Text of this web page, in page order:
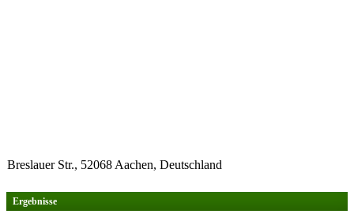
Breslauer Str., 52068 Aachen, Deutschland
Ergebnisse